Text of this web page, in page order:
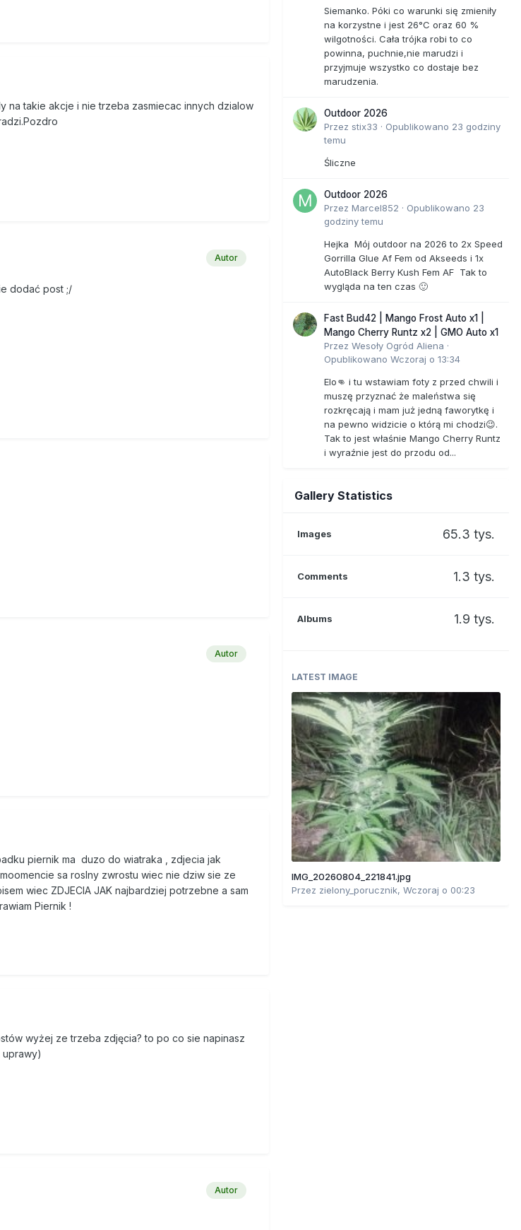
takie akcje i nie trzeba zasmiecac innych dzialow
Autor
dodać post ;/
Autor
piernik ma duzo do wiatraka , zdjecia jak
sa roslny zwrostu wiec nie dziw sie ze
wiec ZDJECIA JAK najbardziej potrzebne a sam
Piernik !
wyżej ze trzeba zdjęcia? to po co sie napinasz
uprawy)
Autor
Siemanko. Póki co warunki się zmieniły
na korzystne i jest 26°C oraz 60 %
wilgotności. Cała trójka robi to co
powinna, puchnie,nie marudzi i
przyjmuje wszystko co dostaje bez
marudzenia.
Outdoor 2026
Przez stix33 · Opublikowano 23 godziny
temu
Śliczne
Outdoor 2026
Przez Marcel852 · Opublikowano 23
godziny temu
Hejka Mój outdoor na 2026 to 2x Speed
Gorrilla Glue Af Fem od Akseeds i 1x
AutoBlack Berry Kush Fem AF Tak to
wygląda na ten czas 🙂
Fast Bud42 | Mango Frost Auto x1 |
Mango Cherry Runtz x2 | GMO Auto x1
Przez Wesoły Ogród Aliena ·
Opublikowano Wczoraj o 13:34
Elo👊 i tu wstawiam foty z przed chwili i
muszę przyznać że maleństwa się
rozkręcają i mam już jedną faworytkę i
na pewno widzicie o którą mi chodzi😉.
Tak to jest właśnie Mango Cherry Runtz
i wyraźnie jest do przodu od...
Gallery Statistics
Images 65.3 tys.
Comments 1.3 tys.
Albums 1.9 tys.
LATEST IMAGE
IMG_20260804_221841.jpg
Przez zielony_porucznik, Wczoraj o 00:23